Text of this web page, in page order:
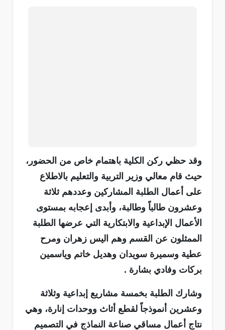
وقد حظي ركن الكلية باهتمام خاص من الحضور،
حيث قام معالي وزير التربية والتعليم بالاطلاع
على أعمال الطلبة المشاركين وعددهم ثلاثة
وعشرون طالباً وطالبة، وأبدى إعجابه بمستوى
الأعمال الإبداعية والابتكارية التي عرضها الطلبة
الممثلون عن القسم وهم اليس زهران ومرح
عطية وسميرة سويدان وهديل خاتم وياسمين
بركات وفادي بشارة .
وشارك الطلبة بخمسة مشاريع إبداعية وثلاثة
وعشرين أنموذجاً لقطع أثاث ووحدات إنارة، وهي
نتاج أعمال مساقي صناعة النماذج في التصميم